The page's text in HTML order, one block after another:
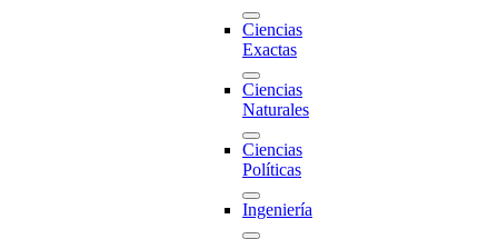
Ciencias
Exactas
Ciencias
Naturales
Ciencias
Políticas
Ingeniería